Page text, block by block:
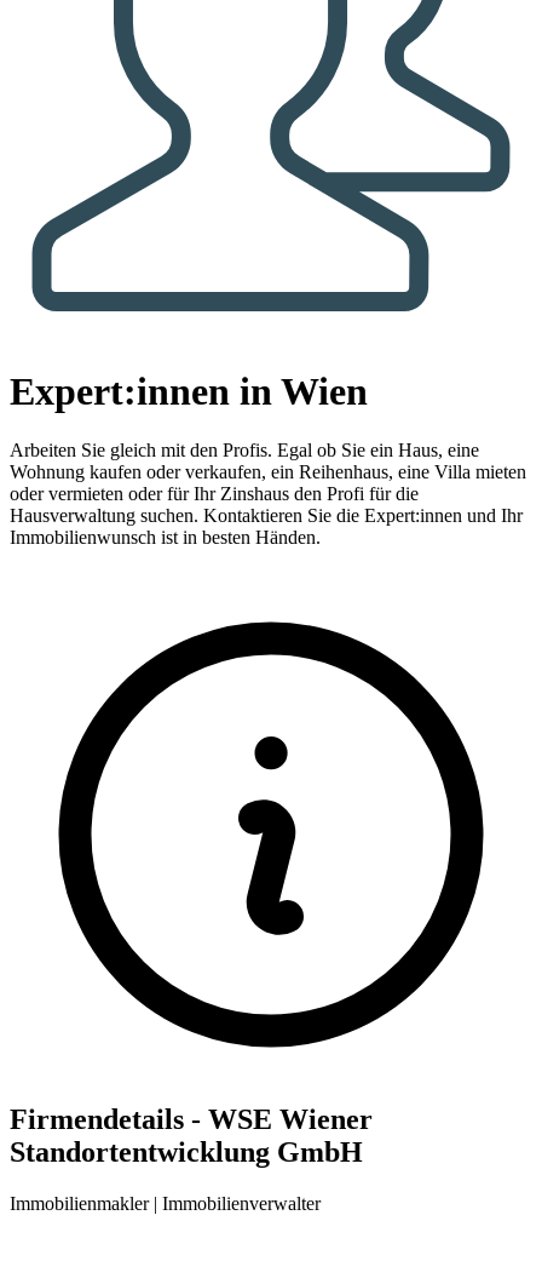
Expert:innen in Wien
Arbeiten Sie gleich mit den Profis. Egal ob Sie ein Haus, eine
Wohnung kaufen oder verkaufen, ein Reihenhaus, eine Villa mieten
oder vermieten oder für Ihr Zinshaus den Profi für die
Hausverwaltung suchen. Kontaktieren Sie die Expert:innen und Ihr
Immobilienwunsch ist in besten Händen.
Firmendetails - WSE Wiener
Standortentwicklung GmbH
Immobilienmakler | Immobilienverwalter